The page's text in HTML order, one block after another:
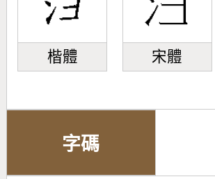
楷體 宋體
字碼